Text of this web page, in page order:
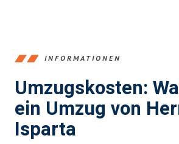
INFORMATIONEN
Umzugskosten:
ein Umzug von
Isparta